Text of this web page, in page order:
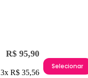
R$ 95,90
3x R$ 35,56
Selecionar